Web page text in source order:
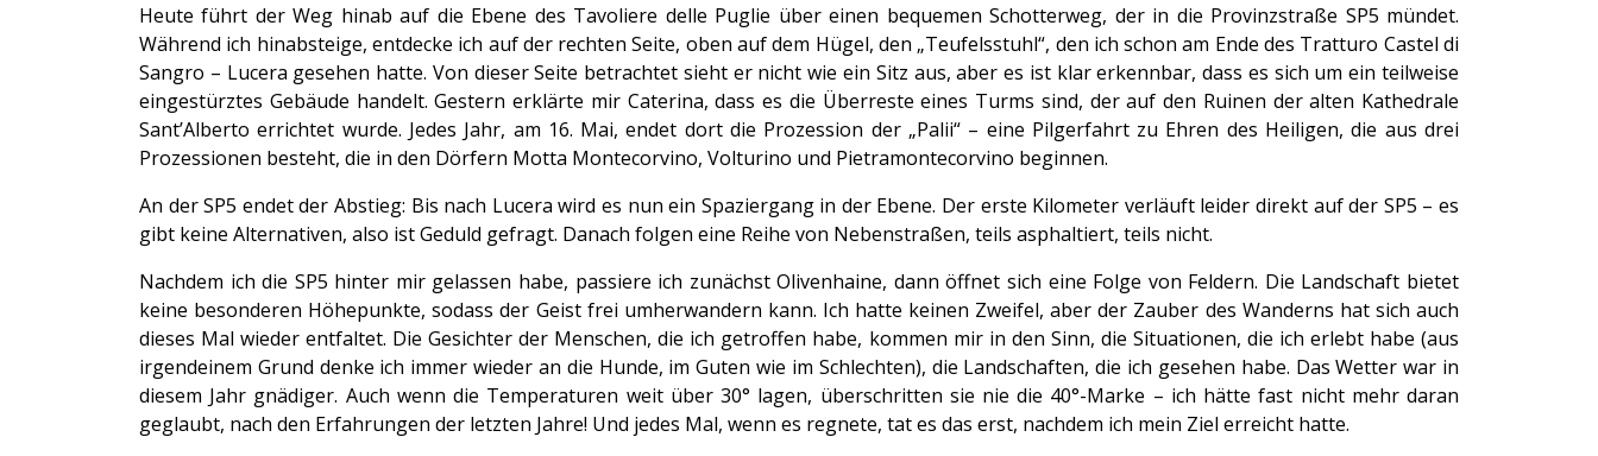
Heute führt der Weg hinab auf die Ebene des Tavoliere delle Puglie über einen bequemen Schotterweg, der in die Provinzstraße SP5 mündet.
Während ich hinabsteige, entdecke ich auf der rechten Seite, oben auf dem Hügel, den „Teufelsstuhl“, den ich schon am Ende des Tratturo Castel di
Sangro – Lucera gesehen hatte. Von dieser Seite betrachtet sieht er nicht wie ein Sitz aus, aber es ist klar erkennbar, dass es sich um ein teilweise
eingestürztes Gebäude handelt. Gestern erklärte mir Caterina, dass es die Überreste eines Turms sind, der auf den Ruinen der alten Kathedrale
Sant’Alberto errichtet wurde. Jedes Jahr, am 16. Mai, endet dort die Prozession der „Palii“ – eine Pilgerfahrt zu Ehren des Heiligen, die aus drei
Prozessionen besteht, die in den Dörfern Motta Montecorvino, Volturino und Pietramontecorvino beginnen.
An der SP5 endet der Abstieg: Bis nach Lucera wird es nun ein Spaziergang in der Ebene. Der erste Kilometer verläuft leider direkt auf der SP5 – es
gibt keine Alternativen, also ist Geduld gefragt. Danach folgen eine Reihe von Nebenstraßen, teils asphaltiert, teils nicht.
Nachdem ich die SP5 hinter mir gelassen habe, passiere ich zunächst Olivenhaine, dann öffnet sich eine Folge von Feldern. Die Landschaft bietet
keine besonderen Höhepunkte, sodass der Geist frei umherwandern kann. Ich hatte keinen Zweifel, aber der Zauber des Wanderns hat sich auch
dieses Mal wieder entfaltet. Die Gesichter der Menschen, die ich getroffen habe, kommen mir in den Sinn, die Situationen, die ich erlebt habe (aus
irgendeinem Grund denke ich immer wieder an die Hunde, im Guten wie im Schlechten), die Landschaften, die ich gesehen habe. Das Wetter war in
diesem Jahr gnädiger. Auch wenn die Temperaturen weit über 30° lagen, überschritten sie nie die 40°-Marke – ich hätte fast nicht mehr daran
geglaubt, nach den Erfahrungen der letzten Jahre! Und jedes Mal, wenn es regnete, tat es das erst, nachdem ich mein Ziel erreicht hatte.